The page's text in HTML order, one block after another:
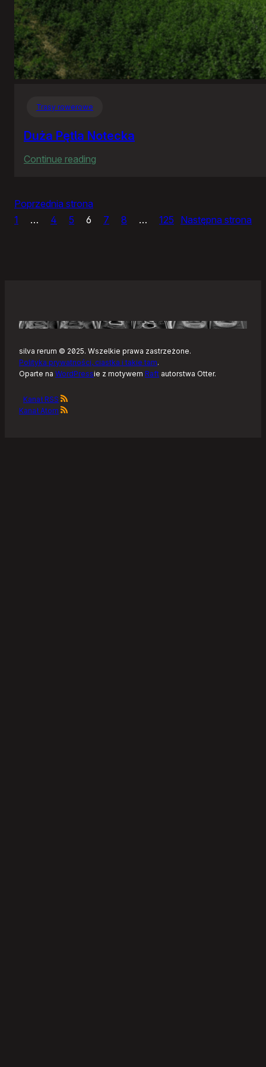
Trasy rowerowe
Duża Pętla Notecka
Continue reading
Poprzednia strona
1
… 4 5 6 7 8 … 125 Następna strona
silva rerum © 2025. Wszelkie prawa zastrzeżone.
Polityka prywatności, ciastka i takie tam.
Oparte na WordPressie z motywem Raft autorstwa Otter.
Kanał RSS
Kanał Atom